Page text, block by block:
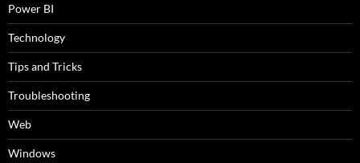
Power BI
Technology
Tips and Tricks
Troubleshooting
Web
Windows